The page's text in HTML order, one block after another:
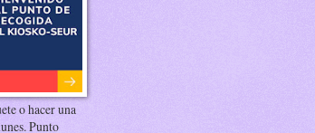
o hacer una
Punto